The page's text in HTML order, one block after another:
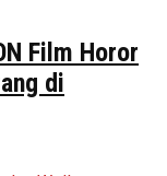
Film Horor
di